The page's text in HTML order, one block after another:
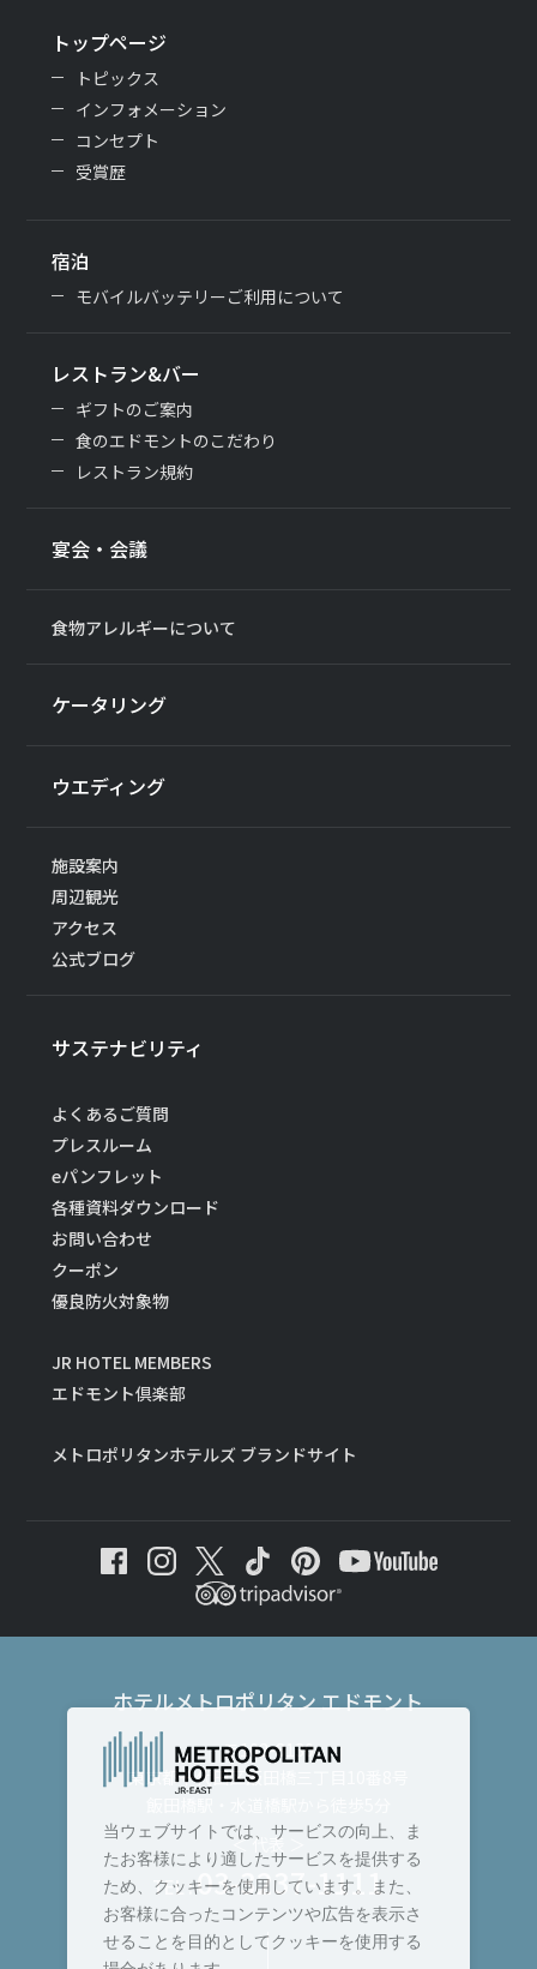
トップページ
トピックス
インフォメーション
コンセプト
受賞歴
宿泊
モバイルバッテリーご利用について
レストラン&バー
ギフトのご案内
食のエドモントのこだわり
レストラン規約
宴会・会議
食物アレルギーについて
ケータリング
ウエディング
施設案内
周辺観光
アクセス
公式ブログ
サステナビリティ
よくあるご質問
プレスルーム
eパンフレット
各種資料ダウンロード
お問い合わせ
クーポン
優良防火対象物
JR HOTEL MEMBERS
エドモント倶楽部
メトロポリタンホテルズ ブランドサイト
ホテルメトロポリタン エドモント
〒102-8130
東京都千代田区飯田橋三丁目10番8号
＜ 代表 ＞
TEL :03-3237-1111
当ウェブサイトでは、サービスの向上、ま
たお客様により適したサービスを提供する
ため、クッキーを使用しています。また、
お客様に合ったコンテンツや広告を表示さ
せることを目的としてクッキーを使用する